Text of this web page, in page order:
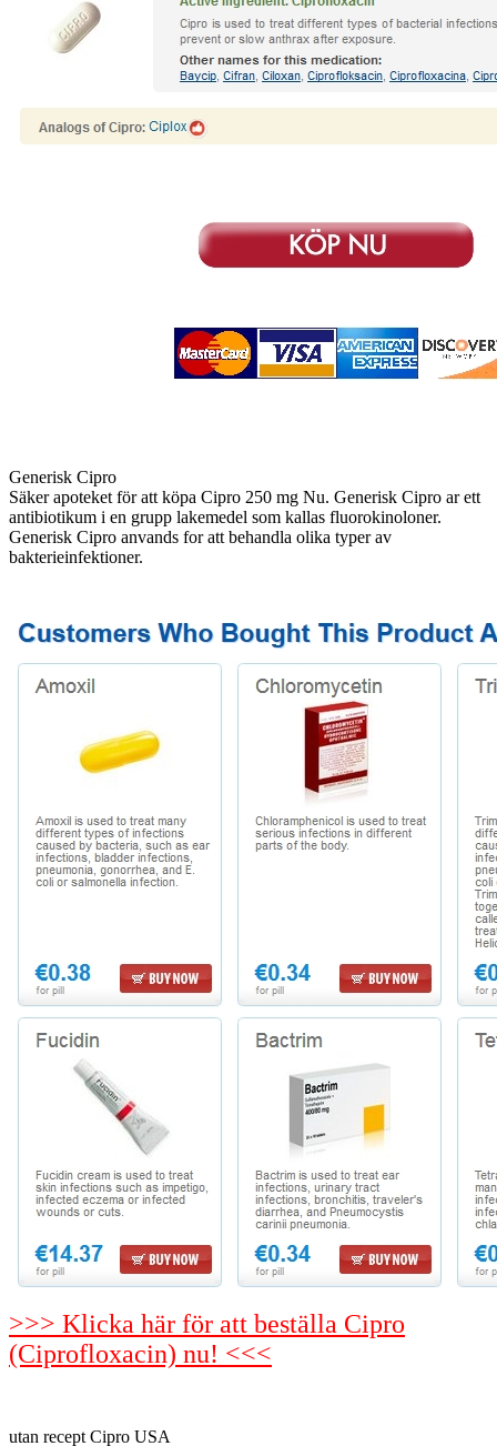
Generisk Cipro
Säker apoteket för att köpa Cipro 250 mg Nu. Generisk Cipro ar ett
antibiotikum i en grupp lakemedel som kallas fluorokinoloner.
Generisk Cipro anvands for att behandla olika typer av
bakterieinfektioner.
>>> Klicka här för att beställa Cipro
(Ciprofloxacin) nu! <<<
utan recept Cipro USA